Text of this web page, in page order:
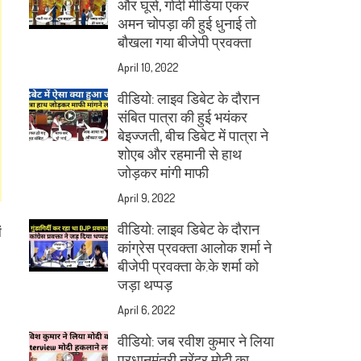
और घूसे, गोदी मीडिया एंकर
अमन चोपड़ा की हुई धुनाई तो
बौखला गया बीजेपी प्रवक्ता
April 10, 2022
वीडियो: लाइव डिबेट के दौरान
संबित पात्रा की हुई भयंकर
बेइज्जती, बीच डिबेट में पात्रा ने
शोएब और रहमानी से हाथ
जोड़कर मांगी माफी
April 9, 2022
वीडियो: लाइव डिबेट के दौरान
कांग्रेस प्रवक्ता आलोक शर्मा ने
बीजेपी प्रवक्ता के.के शर्मा को
जड़ा थप्पड़
April 6, 2022
वीडियो: जब रवीश कुमार ने लिया